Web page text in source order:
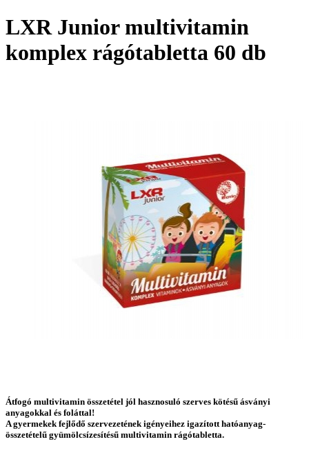
LXR Junior multivitamin
komplex rágótabletta 60 db
Átfogó multivitamin összetétel jól hasznosuló szerves kötésű ásványi
anyagokkal és foláttal!
A gyermekek fejlődő szervezetének igényeihez igazított hatóanyag-
összetételű gyümölcsízesítésű multivitamin rágótabletta.